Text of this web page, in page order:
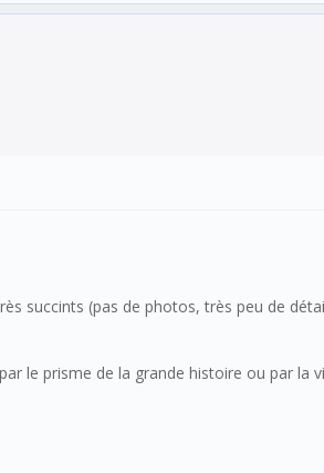
succints (pas de photos, très peu de
le prisme de la grande histoire ou par